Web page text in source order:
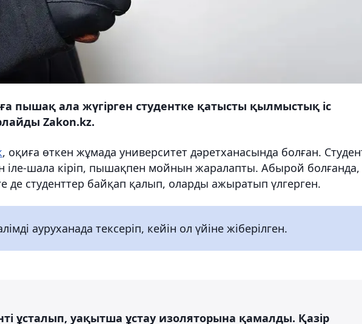
пышақ ала жүгірген студентке қатысты қылмыстық іс
Zakon.kz.
, оқиға өткен жұмада университет дәретханасында болған.
шала кіріп, пышақпен мойнын жаралапты. Абырой болғанда,
де студенттер байқап қалып, оларды ажыратып үлгерген.
ауруханада тексеріп, кейін ол үйіне жіберілген.
ұсталып, уақытша ұстау изоляторына қамалды. Қазір